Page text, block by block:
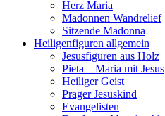
Herz Maria
Madonnen Wandrelief
Sitzende Madonna
Heiligenfiguren allgemein
Jesusfiguren aus Holz
Pieta – Maria mit Jesus
Heiliger Geist
Prager Jesuskind
Evangelisten